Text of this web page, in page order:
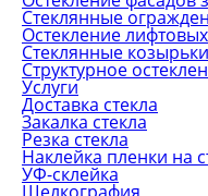
Стеклянные
Остекление
Стеклянные козырьки
Структурное
Услуги
Доставка стекла
Закалка стекла
Резка стекла
Наклейка пленки на
УФ-склейка